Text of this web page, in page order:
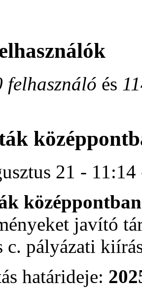
felhasználó és
21 -
javító
c. pályázati
határideje: